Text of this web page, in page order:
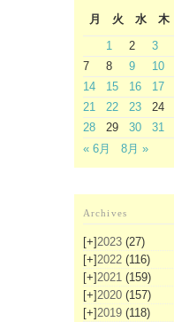
月
火 水 木
1
2 3
7
8 9 10
14
15 16 17
21
22 23 24
28
29 30
31
« 6月
8月 »
Archives
[+]2023 (27)
[+]2022 (116)
[+]2021 (159)
[+]2020 (157)
[+]2019 (118)